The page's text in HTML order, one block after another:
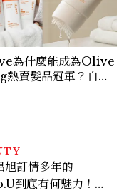
的頭皮精華超受歡迎！
旭訂情多年的
光乳霜～「肽光透
肌，熬夜拍戲不顯疲
超神！